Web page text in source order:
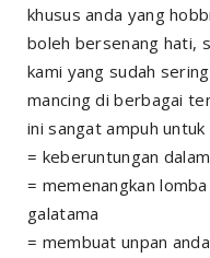
khusus anda yang
boleh bersenang hati,
kami yang sudah
mancing di berbagai
ini sangat ampuh untuk
= keberuntungan
= memenangkan
galatama
= membuat unpan